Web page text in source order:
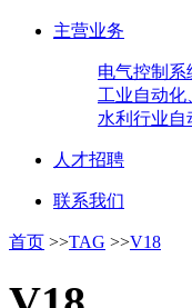
主营业务
电气控制系
工业自动化
水利行业自
人才招聘
联系我们
首页 >>TAG >>V18